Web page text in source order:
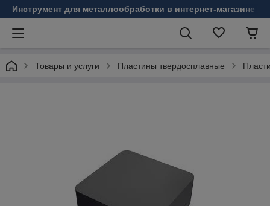
Инструмент для металлообработки в интернет-магазине
Товары и услуги Пластины твердосплавные